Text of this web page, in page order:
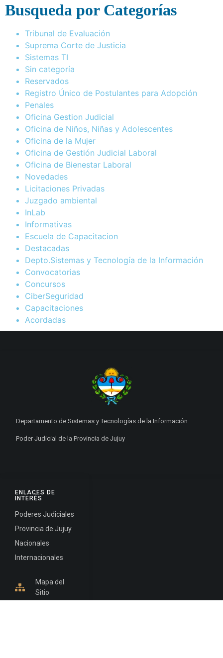
Busqueda por Categorías
Tribunal de Evaluación
Suprema Corte de Justicia
Sistemas TI
Sin categoría
Reservados
Registro Único de Postulantes para Adopción
Penales
Oficina Gestion Judicial
Oficina de Niños, Niñas y Adolescentes
Oficina de la Mujer
Oficina de Gestión Judicial Laboral
Oficina de Bienestar Laboral
Novedades
Licitaciones Privadas
Juzgado ambiental
InLab
Informativas
Escuela de Capacitacion
Destacadas
Depto.Sistemas y Tecnología de la Información
Convocatorias
Concursos
CiberSeguridad
Capacitaciones
Acordadas
ENLACES DE
INTERÉS
Poderes Judiciales
Provincia de Jujuy
Nacionales
Internacionales
Mapa del
Sitio
Departamento de Sistemas y Tecnologías de la Información.
Poder Judicial de la Provincia de Jujuy